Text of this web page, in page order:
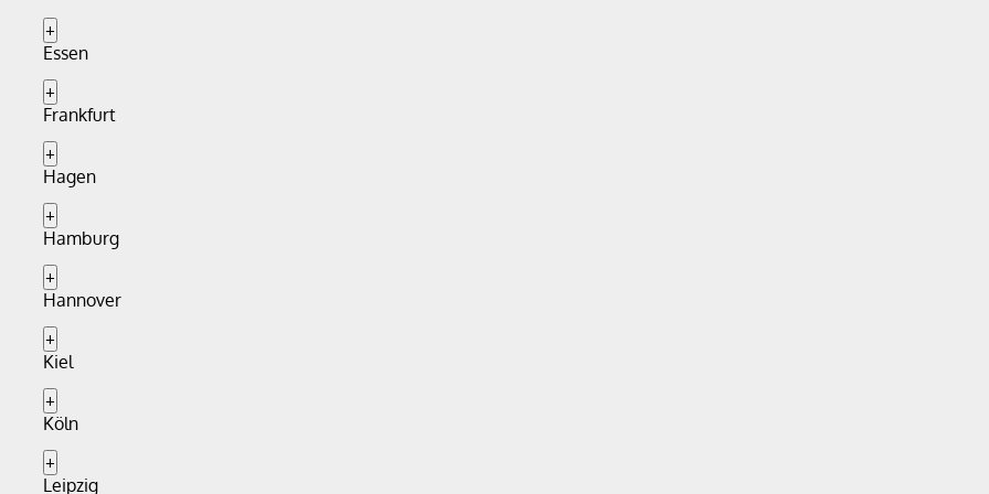
+
Essen
+
Frankfurt
+
Hagen
+
Hamburg
+
Hannover
+
Kiel
+
Köln
+
Leipzig